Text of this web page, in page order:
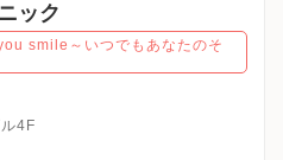
ック
smile～いつでもあなたのそ
4F